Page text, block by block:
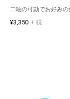
二軸の可動でお好み
¥3,350 + 税